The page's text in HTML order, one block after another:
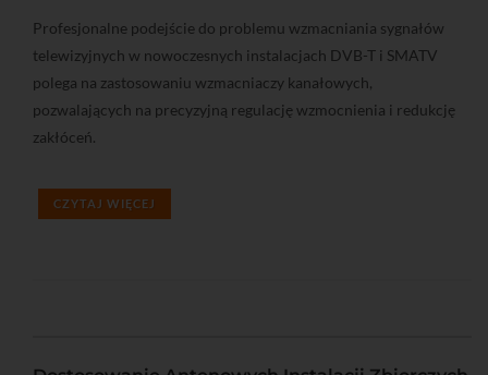
Profesjonalne podejście do problemu wzmacniania sygnałów
telewizyjnych w nowoczesnych instalacjach DVB-T i SMATV
polega na zastosowaniu wzmacniaczy kanałowych,
pozwalających na precyzyjną regulację wzmocnienia i redukcję
zakłóceń.
CZYTAJ WIĘCEJ